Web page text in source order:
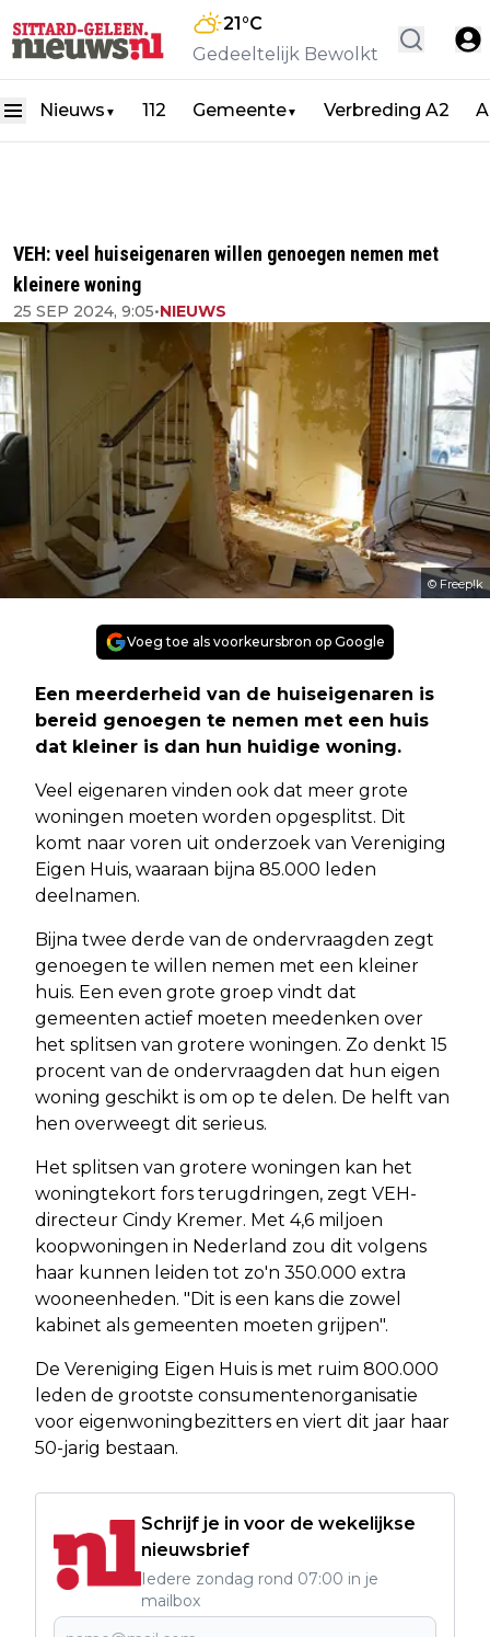
21°C
Gedeeltelijk Bewolkt
Nieuws ▼ 112 Gemeente▼ Verbreding A2
VEH: veel huiseigenaren willen genoegen nemen met
kleinere woning
25 SEP 2024, 9:05•NIEUWS
© Freep!k
Voeg toe als voorkeursbron op Google
Een meerderheid van de huiseigenaren is
bereid genoegen te nemen met een huis
dat kleiner is dan hun huidige woning.
Veel eigenaren vinden ook dat meer grote
woningen moeten worden opgesplitst. Dit
komt naar voren uit onderzoek van Vereniging
Eigen Huis, waaraan bijna 85.000 leden
deelnamen.
Bijna twee derde van de ondervraagden zegt
genoegen te willen nemen met een kleiner
huis. Een even grote groep vindt dat
gemeenten actief moeten meedenken over
het splitsen van grotere woningen. Zo denkt 15
procent van de ondervraagden dat hun eigen
woning geschikt is om op te delen. De helft van
hen overweegt dit serieus.
Het splitsen van grotere woningen kan het
woningtekort fors terugdringen, zegt VEH-
directeur Cindy Kremer. Met 4,6 miljoen
koopwoningen in Nederland zou dit volgens
haar kunnen leiden tot zo'n 350.000 extra
wooneenheden. "Dit is een kans die zowel
kabinet als gemeenten moeten grijpen".
De Vereniging Eigen Huis is met ruim 800.000
leden de grootste consumentenorganisatie
voor eigenwoningbezitters en viert dit jaar haar
50-jarig bestaan.
Schrijf je in voor de wekelijkse
nieuwsbrief
Iedere zondag rond 07:00 in je
mailbox